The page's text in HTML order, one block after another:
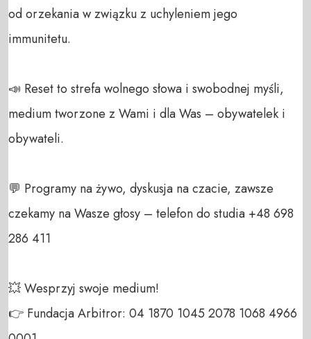
od orzekania w związku z uchyleniem jego
immunitetu.
📣 Reset to strefa wolnego słowa i swobodnej myśli,
medium tworzone z Wami i dla Was – obywatelek i
obywateli.
💬 Programy na żywo, dyskusja na czacie, zawsze
czekamy na Wasze głosy – telefon do studia +48 698
286 411
💥 Wesprzyj swoje medium!
👉 Fundacja Arbitror: 04 1870 1045 2078 1068 4966